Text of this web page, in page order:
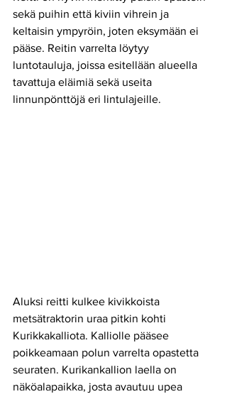
sekä puihin että kiviin vihrein ja
keltaisin ympyröin, joten eksymään ei
pääse. Reitin varrelta löytyy
luntotauluja, joissa esitellään alueella
tavattuja eläimiä sekä useita
linnunpönttöjä eri lintulajeille.
Aluksi reitti kulkee kivikkoista
metsätraktorin uraa pitkin kohti
Kurikkakalliota. Kalliolle pääsee
poikkeamaan polun varrelta opastetta
seuraten. Kurikankallion laella on
näköalapaikka, josta avautuu upea